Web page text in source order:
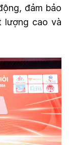
đảm bảo
lượng cao và